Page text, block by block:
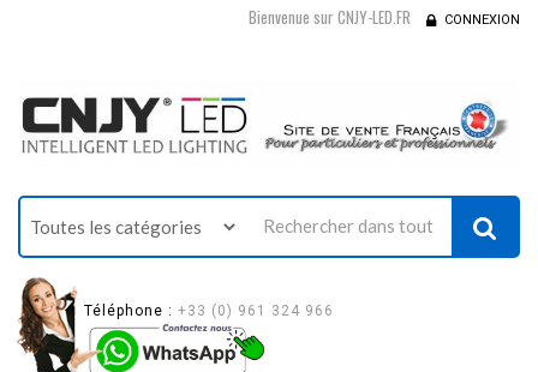
Bienvenue sur CNJY-LED.FR CONNEXION
Téléphone : +33 (0) 961 324 966